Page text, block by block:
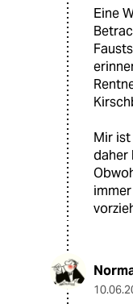
Eine
Mir
daher